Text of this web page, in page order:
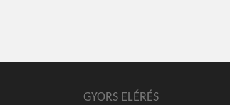
GYORS ELÉRÉS